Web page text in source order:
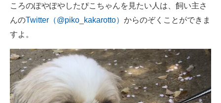
ころのぽやぽやしたぴこちゃんを見たい人は、飼い主さ
んのTwitter（@piko_kakarotto） からのぞくことができま
すよ。